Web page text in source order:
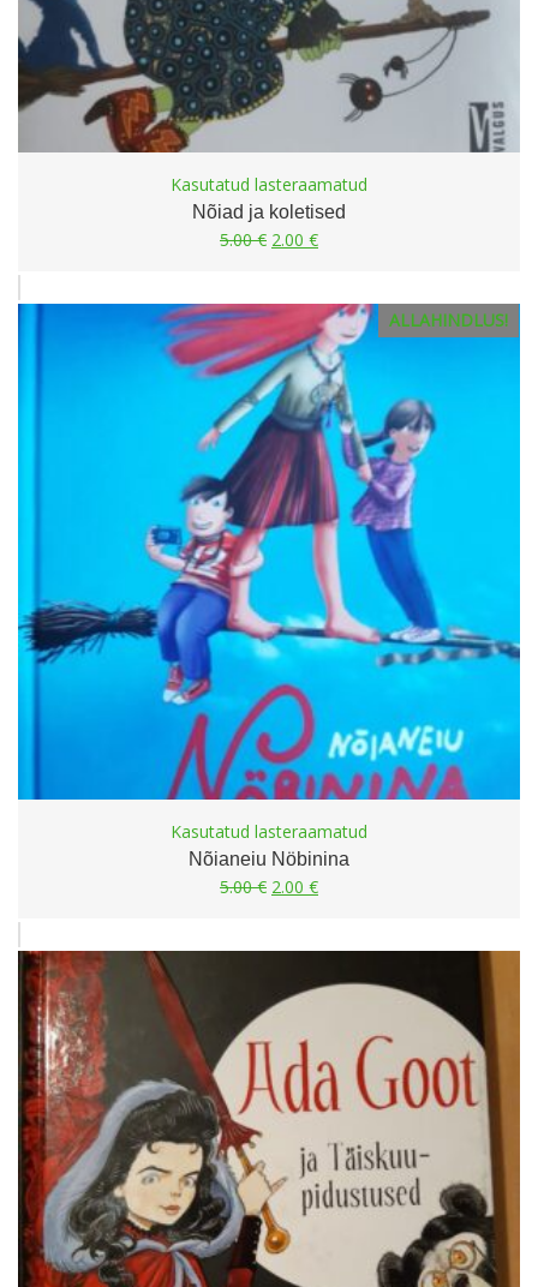
Kasutatud lasteraamatud
Nõiad ja koletised
5.00€ Algne
5.00 €.
2.00 €Current
2.00 €.
ALLAHINDLUS!
Kasutatud lasteraamatud
Nõianeiu Nöbinina
5.00€ Algne
5.00 €.
2.00 €Current
2.00 €.